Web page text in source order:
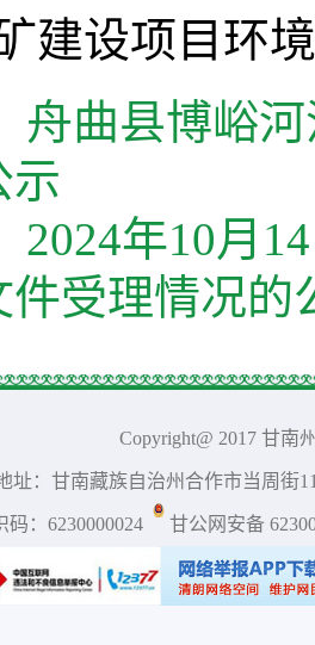
建设项目环
舟曲县博峪
示
2024年10月
件受理情况的
Copyright@ 2017 甘南
址：甘南藏族自治州合作市当周街
码：6230000024 甘公网安备